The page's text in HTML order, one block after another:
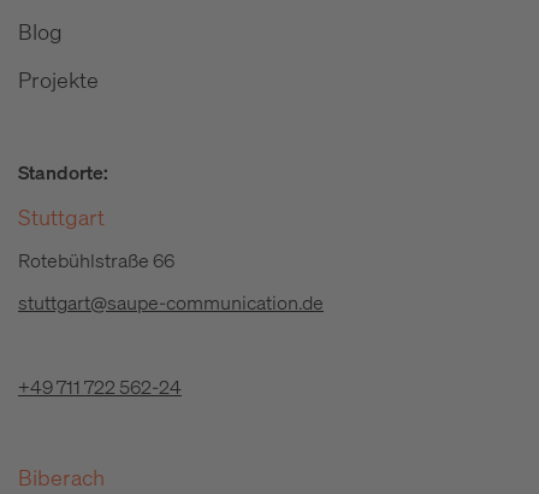
Blog
Projekte
Standorte:
Stuttgart
Rotebühlstraße 66
stuttgart@saupe-communication.de
+49 711 722 562-24
Biberach